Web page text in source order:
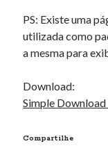
TimothybabemLista
Thomasphemeem
Narkolog na dom_bdkt
Davidalotsem
PS: Existe uma
utilizada como
a mesma para
Download:
Simple
Compartilhe